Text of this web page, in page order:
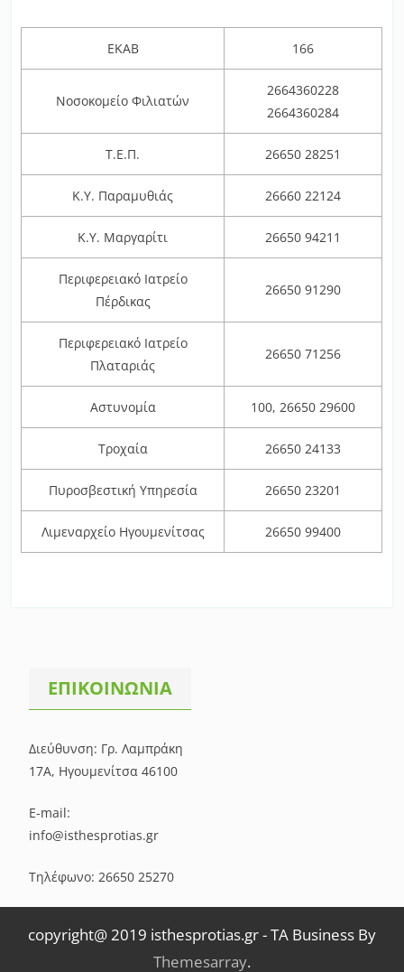
ΕΚΑΒ 166
Νοσοκομείο Φιλιατών
2664360228
2664360284
Τ.Ε.Π. 26650 28251
Κ.Υ. Παραμυθιάς 26660 22124
Κ.Υ. Μαργαρίτι 26650 94211
Περιφερειακό Ιατρείο
Πέρδικας
26650 91290
Περιφερειακό Ιατρείο
Πλαταριάς
26650 71256
Αστυνομία 100, 26650 29600
Τροχαία 26650 24133
Πυροσβεστική Υπηρεσία 26650 23201
Λιμεναρχείο Ηγουμενίτσας 26650 99400
ΕΠΙΚΟΙΝΩΝΙΑ
Διεύθυνση: Γρ. Λαμπράκη
17Α, Ηγουμενίτσα 46100
E-mail:
info@isthesprotias.gr
Τηλέφωνο: 26650 25270
copyright@ 2019 isthesprotias.gr-TA Business By
Themesarray.